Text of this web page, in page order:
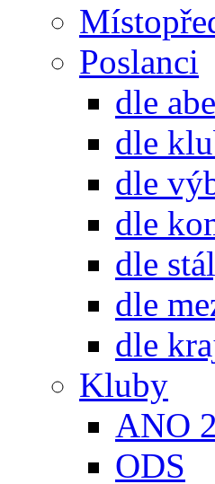
Poslanci
dle
dle
dle
dle
dle
dle
dle
Kluby
ANO
ODS